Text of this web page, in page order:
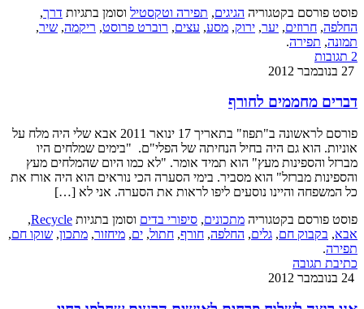
פוסט פורסם בקטגוריההגיגים,תפירה וטקסטילוסומן בתגיותדרך,
החלפה,חרוזים,יער,ירוק,מסע,עצים,רוברט פרוסט,ריקמה,שיר,
תמונה,תפירה.
27 בנובמבר 2012
דברים מחממים לחורף
פורסם לראשונה ב"תפוז" בתאריך 17 ינואר 2011 אבא שלי היה מלח על
אוניות. הוא גם היה בחיל הנחיתה של הפלי"ם. "בימים שמלחים היו
מברזל והספינות מעץ" הוא תמיד אומר. "לא כמו היום שהמלחים מעץ
והספינות מברזל" הוא מסביר. בימי הסערה הכי נוראים הוא היה אורז את
כל המשפחה והיינו נוסעים ליפו לראות את הסערה. אני לא […]
פוסט פורסם בקטגוריהמתכונים,סיפורי בדיםוסומן בתגיותRecycle
,
אבא,בקבוק חם,גלים,החלפה,חורף,חתול,ים,מיחזור,מתכון,שוקו חם,
תפירה.
כתיבת תגובה
24 בנובמבר 2012